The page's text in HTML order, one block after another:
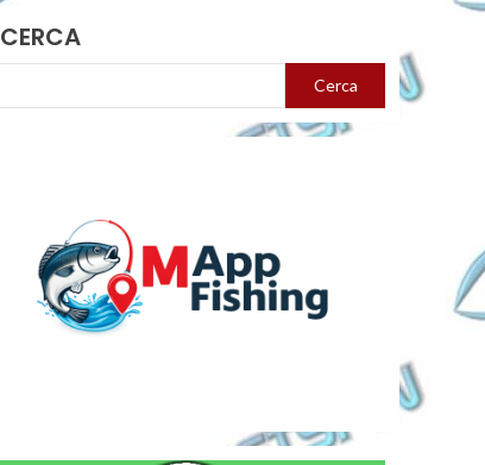
CERCA
Cerca